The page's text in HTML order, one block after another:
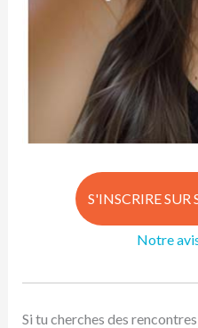
S'INSCRIRE
Notre
Si tu cherches des